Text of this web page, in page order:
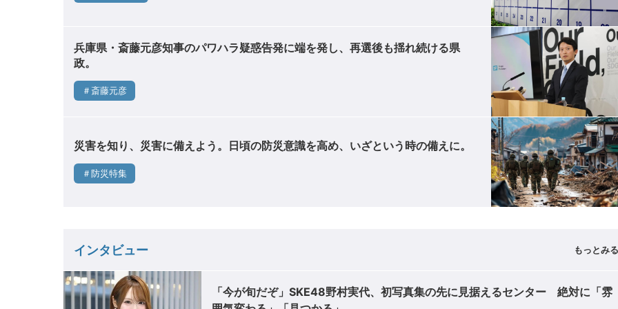
兵庫県・斎藤元彦知事のパワハラ疑惑告発に端を発し、再選後も揺れ続ける県
政。
＃斎藤元彦
災害を知り、災害に備えよう。日頃の防災意識を高め、いざという時の備えに。
＃防災特集
インタビュー もっとみる
「今が旬だぞ」SKE48野村実代、初写真集の先に見据えるセンター 絶対に「雰